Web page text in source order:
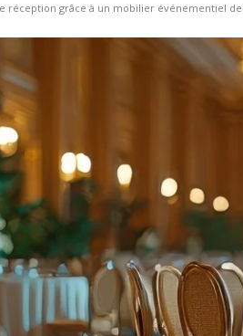
réception grâce à un mobilier événementiel